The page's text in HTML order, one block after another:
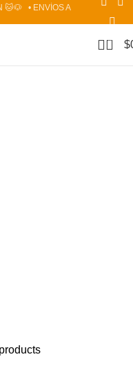
🐱🐶
• ENVÍOS A
0 $